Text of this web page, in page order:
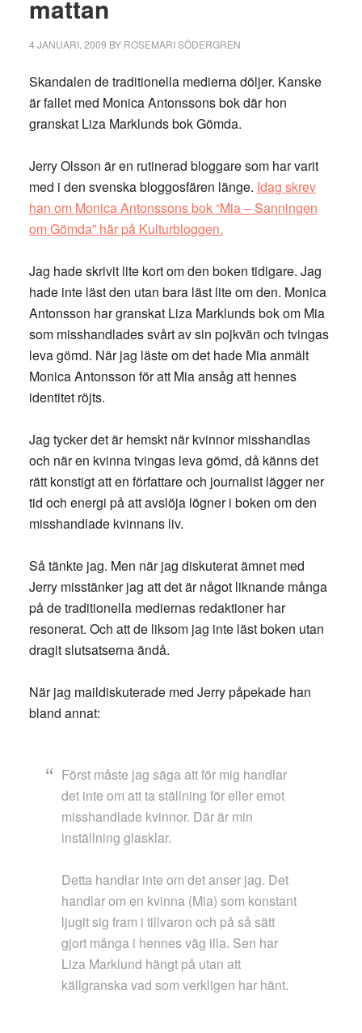
och
mattan
4 JANUARI, 2009 BY ROSEMARI SÖDERGREN
Skandalen de traditionella medierna döljer. Kanske
är fallet med Monica Antonssons bok där hon
granskat Liza Marklunds bok Gömda.
Jerry Olsson är en rutinerad bloggare som har varit
med i den svenska bloggosfären länge. Idag skrev
han om Monica Antonssons bok “Mia – Sanningen
om Gömda” här på Kulturbloggen.
Jag hade skrivit lite kort om den boken tidigare. Jag
hade inte läst den utan bara läst lite om den. Monica
Antonsson har granskat Liza Marklunds bok om Mia
som misshandlades svårt av sin pojkvän och tvingas
leva gömd. När jag läste om det hade Mia anmält
Monica Antonsson för att Mia ansåg att hennes
identitet röjts.
Jag tycker det är hemskt när kvinnor misshandlas
och när en kvinna tvingas leva gömd, då känns det
rätt konstigt att en författare och journalist lägger ner
tid och energi på att avslöja lögner i boken om den
misshandlade kvinnans liv.
Så tänkte jag. Men när jag diskuterat ämnet med
Jerry misstänker jag att det är något liknande många
på de traditionella mediernas redaktioner har
resonerat. Och att de liksom jag inte läst boken utan
dragit slutsatserna ändå.
När jag maildiskuterade med Jerry påpekade han
bland annat:
Först måste jag säga att för mig handlar
det inte om att ta ställning för eller emot
misshandlade kvinnor. Där är min
inställning glasklar.
Detta handlar inte om det anser jag. Det
handlar om en kvinna (Mia) som konstant
ljugit sig fram i tillvaron och på så sätt
gjort många i hennes väg illa. Sen har
Liza Marklund hängt på utan att
källgranska vad som verkligen har hänt.